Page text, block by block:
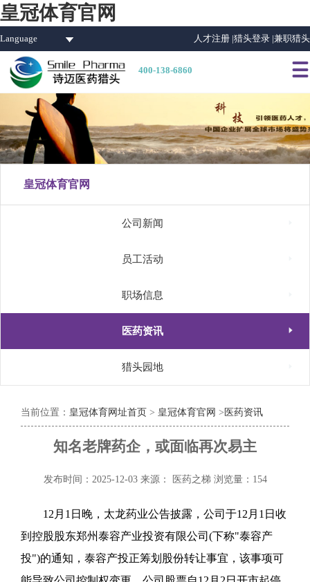
皇冠体育官网
Language 人才注册 |猎头登录 |兼职猎头
400-138-6860 
皇冠体育官网
公司新闻
员工活动
职场信息
医药资讯 
猎头园地
当前位置： 皇冠体育网址首页 > 皇冠体育官网 > 医药资讯
知名老牌药企，或面临再次易主
发布时间：2025-12-03 来源： 医药之梯 浏览量：154
12月1日晚，太龙药业公告披露，公司于12月1日收
到控股股东郑州泰容产业投资有限公司(下称"泰容产
投")的通知，泰容产投正筹划股份转让事宜，该事项可